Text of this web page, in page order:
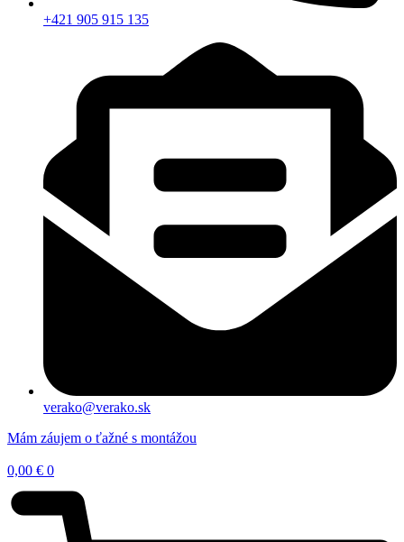
+421 905 915 135
verako@verako.sk
Mám záujem o ťažné s montážou
0,00 € 0